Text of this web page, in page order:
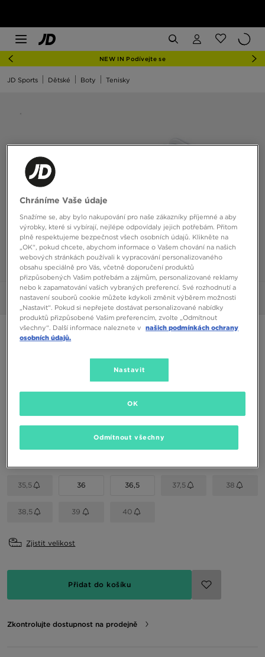
NEW IN Podívejte se
JD Sports Dětské Boty Tenisky
Obrázky 360°
JORDAN AIR 1 MID
Dostupné Barvy
EU US
35,5 36 36,5 37,5 38
38,5 39 40
Zjistit velikost
Přidat do košíku
Zkontrolujte dostupnost na prodejně
Chráníme Vaše údaje
Snažíme se, aby bylo nakupování pro naše zákazníky příjemné a aby
výrobky, které si vybírají, nejlépe odpovídaly jejich potřebám. Přitom
plně respektujeme bezpečnost všech osobních údajů. Klikněte na
„OK“, pokud chcete, abychom informace o Vašem chování na našich
webových stránkách používali k vypracování personalizovaného
obsahu speciálně pro Vás, včetně doporučení produktů
přizpůsobených Vašim potřebám a zájmům, personalizované reklamy
nebo k zapamatování vašich vybraných preferencí. Své rozhodnutí a
nastavení souborů cookie můžete kdykoli změnit výběrem možnosti
„Nastavit“. Pokud si nepřejete dostávat personalizované nabídky
produktů přizpůsobené Vašim preferencím, zvolte „Odmítnout
všechny“. Další informace naleznete v našich podmínkách ochrany
osobních údajů.
Nastavit
Odmítnout všechny
OK